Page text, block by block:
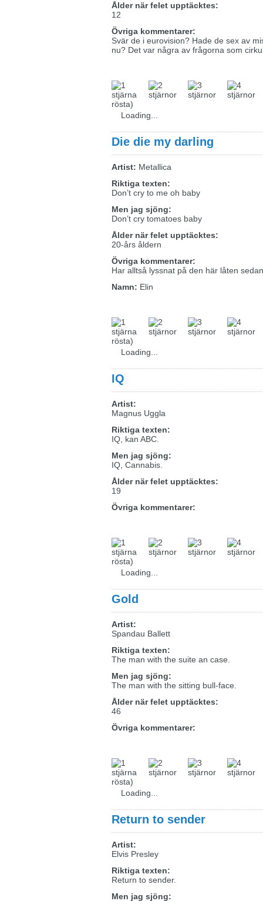
Ålder när felet upptäcktes:
12
Övriga kommentarer:
Svär de i eurovision? Hade de sex av
nu? Det var några av frågorna som
rösta)
Loading...
Die die my darling
Artist: Metallica
Riktiga texten:
Don’t cry to me oh baby
Men jag sjöng:
Don’t cry tomatoes baby
Ålder när felet upptäcktes:
20-års åldern
Övriga kommentarer:
Har alltså lyssnat på den här låten
Namn: Elin
rösta)
Loading...
IQ
Artist:
Magnus Uggla
Riktiga texten:
IQ, kan ABC.
Men jag sjöng:
IQ, Cannabis.
Ålder när felet upptäcktes:
19
Övriga kommentarer:
rösta)
Loading...
Gold
Artist:
Spandau Ballett
Riktiga texten:
The man with the suite an case.
Men jag sjöng:
The man with the sitting bull-face.
Ålder när felet upptäcktes:
46
Övriga kommentarer:
rösta)
Loading...
Return to sender
Artist:
Elvis Presley
Riktiga texten:
Return to sender.
Men jag sjöng: